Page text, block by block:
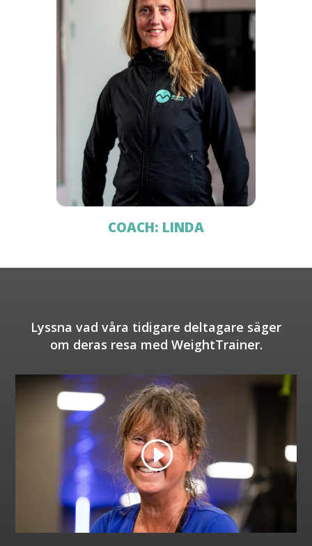
COACH: LINDA
Lyssna vad våra tidigare deltagare säger
om deras resa med WeightTrainer.